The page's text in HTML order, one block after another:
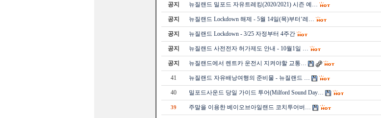
공지 뉴질랜드 밀포드 자유트레킹(2020/2021) 시즌 예…
공지 뉴질랜드 Lockdown 해제 - 5월 14일(목)부터‘레…
공지 뉴질랜드 Lockdown - 3/25 자정부터 4주간
공지 뉴질랜드 사전전자 허가제도 안내 - 10월1일 …
공지 뉴질랜드에서 렌트카 운전시 지켜야할 교통…
41 뉴질랜드 자유배낭여행의 준비물 - 뉴질랜드 …
40 밀포드사운드 당일 가이드 투어(Milford Sound Day…
39 주말을 이용한 베이오브아일랜드 코치투어버…